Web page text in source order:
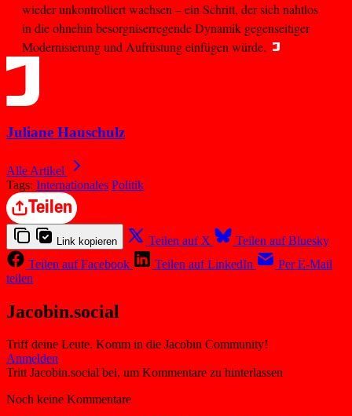
wieder unkontrolliert wachsen – ein Schritt, der sich nahtlos
in die ohnehin besorgniserregende Dynamik gegenseitiger
Modernisierung und Aufrüstung einfügen würde.
Juliane Hauschulz
Alle Artikel
Tags: Internationales Politik
Teilen
Link kopieren Teilen auf X
Teilen auf Bluesky
Teilen auf Facebook
Teilen auf LinkedIn
Per E-Mail
teilen
Jacobin.social
Triff deine Leute. Komm in die Jacobin Community!